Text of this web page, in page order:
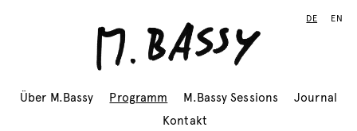
Über M.Bassy Programm M.Bassy Sessions
Journal
Kontakt
DE EN